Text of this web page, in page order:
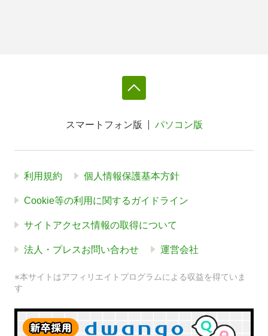
スマートフォン版 パソコン版
利用規約 個人情報保護基本方針
Cookie等の利用に関するガイドライン
サイトアクセス情報の取得について
法人・プレスお問い合わせ 運営会社
※本サイトはアフィリエイトプログラムによる収益を得ていま
す